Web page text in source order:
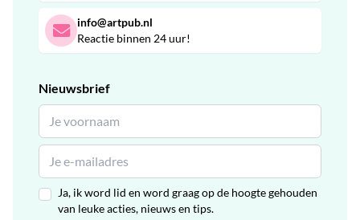
info@artpub.nl
Reactie binnen 24 uur!
Nieuwsbrief
Ja, ik word lid en word graag op de hoogte gehouden
van leuke acties, nieuws en tips.